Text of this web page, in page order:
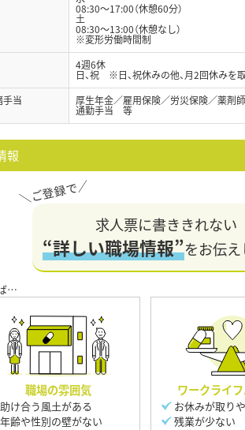
08:30～17:00（休憩60分）
土
08:30～13:00（休憩なし）
※変形労働時間制
4週6休
日、祝 ※日、祝休みの他、月2回休みを
手当
厚生年金／雇用保険／労災保険／薬剤
通勤手当 等
報
求人票に書ききれない
“詳しい職場情報”をお伝え
職場の雰囲気
助け合う風土がある
年齢や性別の壁がない
ワークライ
お休みが取り
残業が少ない